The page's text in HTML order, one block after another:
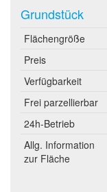
Grundstück
Flächengröße
Preis
Verfügbarkeit
Frei parzellierbar
24h-Betrieb
Allg. Information
zur Fläche